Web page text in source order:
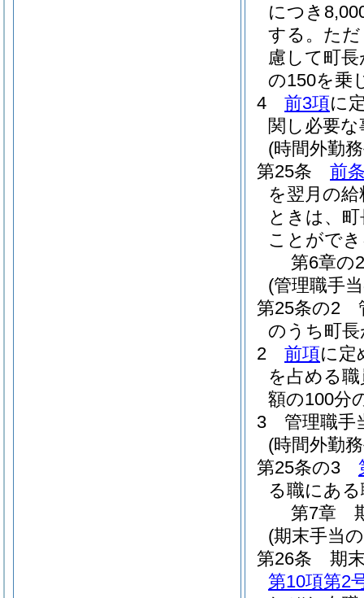
につき
する。 た
慮して町
の150を乗
4
前3項に
関し必要
(時間外勤
第25条
前
を翌月の
ときは、
ことがで
第6章の2
(管理職手
第25条の2
のうち町
2
前項に定
を占める
額の100分
3
管理職手
(時間外勤
第25条の3
る職にあ
第7章
(期末手当
第26条
期
第10項第2